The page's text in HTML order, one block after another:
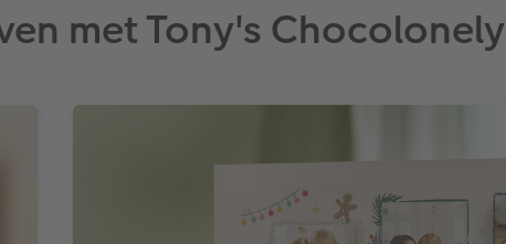
met Tony's Chocolonely